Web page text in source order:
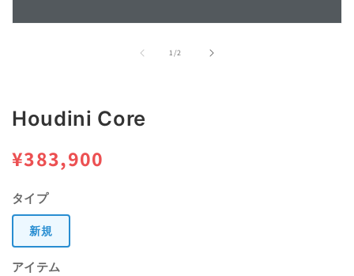
デ
ィ
(1)
を
く
1/
の2
Houdini Core
通
常
価
格
¥383,900
タイプ
新規
アイテム